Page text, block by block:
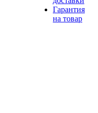
Гарантия
на товар